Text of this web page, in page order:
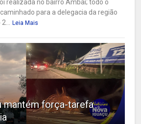
realizada no bairro Ambaí; todo o
para a delegacia da região
Leia Mais
mantém força-tarefa